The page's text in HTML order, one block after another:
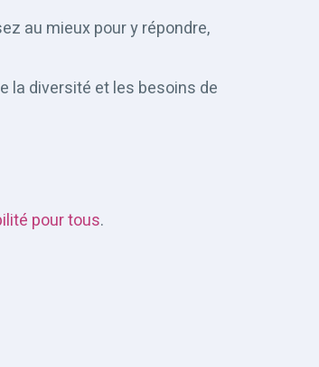
au mieux pour y répondre,
la diversité et les besoins de
pour tous.